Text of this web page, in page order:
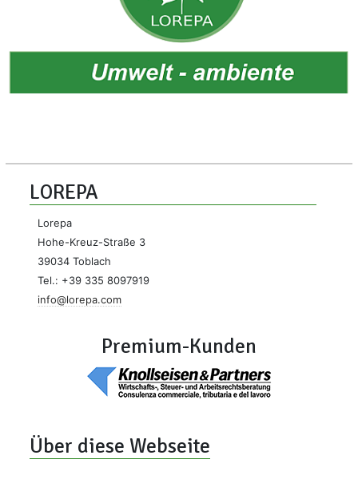
LOREPA
Lorepa
Hohe-Kreuz-Straße 3
39034 Toblach
Tel.: +39 335 8097919
info@lorepa.com
Premium-Kunden
Über diese Webseite